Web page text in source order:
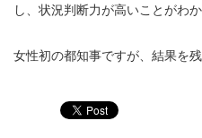
し、状況判断力が高いことがわか
女性初の都知事ですが、結果を